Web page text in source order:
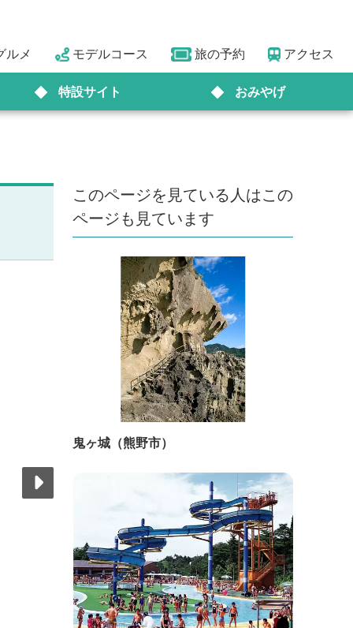
ルメ モデルコース 旅の予約 アクセス
特設サイト おみやげ
このページを見ている人はこの
ページも見ています
鬼ヶ城（熊野市）